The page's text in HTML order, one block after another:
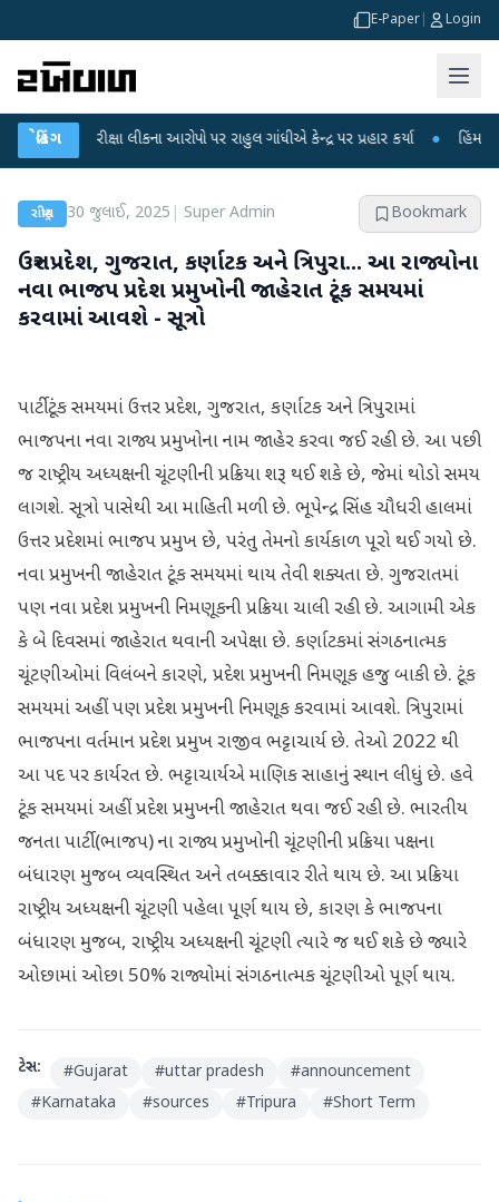
E-Paper Login
બ્રેકિંગ
પરીક્ષા લીકના આરોપો પર રાહુલ ગાંધીએ કેન્દ્ર પર પ્રહાર કર્યા ● હિંમતનગરમાં
રાષ્ટ્રીય 30 જુલાઈ, 2025 Super Admin Bookmark
ઉત્તર પ્રદેશ, ગુજરાત, કર્ણાટક અને ત્રિપુરા... આ રાજ્યોના
નવા ભાજપ પ્રદેશ પ્રમુખોની જાહેરાત ટૂંક સમયમાં
કરવામાં આવશે - સૂત્રો
પાર્ટી ટૂંક સમયમાં ઉત્તર પ્રદેશ, ગુજરાત, કર્ણાટક અને ત્રિપુરામાં
ભાજપના નવા રાજ્ય પ્રમુખોના નામ જાહેર કરવા જઈ રહી છે. આ પછી
જ રાષ્ટ્રીય અધ્યક્ષની ચૂંટણીની પ્રક્રિયા શરૂ થઈ શકે છે, જેમાં થોડો સમય
લાગશે. સૂત્રો પાસેથી આ માહિતી મળી છે. ભૂપેન્દ્ર સિંહ ચૌધરી હાલમાં
ઉત્તર પ્રદેશમાં ભાજપ પ્રમુખ છે, પરંતુ તેમનો કાર્યકાળ પૂરો થઈ ગયો છે.
નવા પ્રમુખની જાહેરાત ટૂંક સમયમાં થાય તેવી શક્યતા છે. ગુજરાતમાં
પણ નવા પ્રદેશ પ્રમુખની નિમણૂકની પ્રક્રિયા ચાલી રહી છે. આગામી એક
કે બે દિવસમાં જાહેરાત થવાની અપેક્ષા છે. કર્ણાટકમાં સંગઠનાત્મક
ચૂંટણીઓમાં વિલંબને કારણે, પ્રદેશ પ્રમુખની નિમણૂક હજુ બાકી છે. ટૂંક
સમયમાં અહીં પણ પ્રદેશ પ્રમુખની નિમણૂક કરવામાં આવશે. ત્રિપુરામાં
ભાજપના વર્તમાન પ્રદેશ પ્રમુખ રાજીવ ભટ્ટાચાર્ય છે. તેઓ 2022 થી
આ પદ પર કાર્યરત છે. ભટ્ટાચાર્યએ માણિક સાહાનું સ્થાન લીધું છે. હવે
ટૂંક સમયમાં અહીં પ્રદેશ પ્રમુખની જાહેરાત થવા જઈ રહી છે. ભારતીય
જનતા પાર્ટી (ભાજપ) ના રાજ્ય પ્રમુખોની ચૂંટણીની પ્રક્રિયા પક્ષના
બંધારણ મુજબ વ્યવસ્થિત અને તબક્કાવાર રીતે થાય છે. આ પ્રક્રિયા
રાષ્ટ્રીય અધ્યક્ષની ચૂંટણી પહેલા પૂર્ણ થાય છે, કારણ કે ભાજપના
બંધારણ મુજબ, રાષ્ટ્રીય અધ્યક્ષની ચૂંટણી ત્યારે જ થઈ શકે છે જ્યારે
ઓછામાં ઓછા 50% રાજ્યોમાં સંગઠનાત્મક ચૂંટણીઓ પૂર્ણ થાય.
ટેગ્સ: #Gujarat #uttar pradesh #announcement
#Karnataka #sources #Tripura #Short Term